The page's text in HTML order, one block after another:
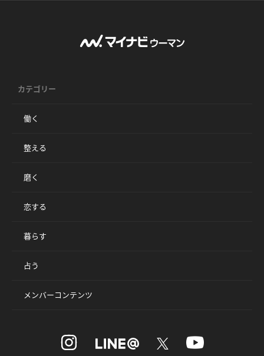
カテゴリー
働く
整える
磨く
恋する
暮らす
占う
メンバーコンテンツ